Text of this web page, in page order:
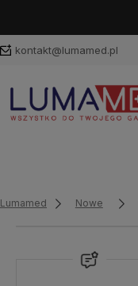
kontakt@lumamed.pl
Lumamed Nowe